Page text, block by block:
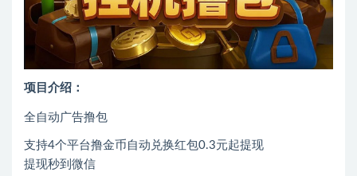
项目介绍：
全自动广告撸包
支持4个平台撸金币自动兑换红包0.3元起提现
提现秒到微信